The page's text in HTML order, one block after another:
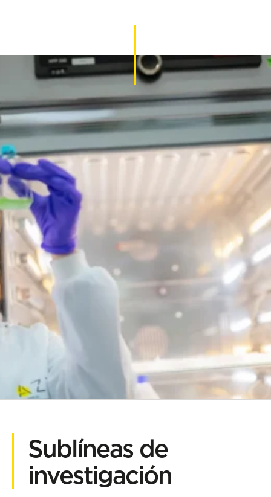
Sublíneas de
investigación